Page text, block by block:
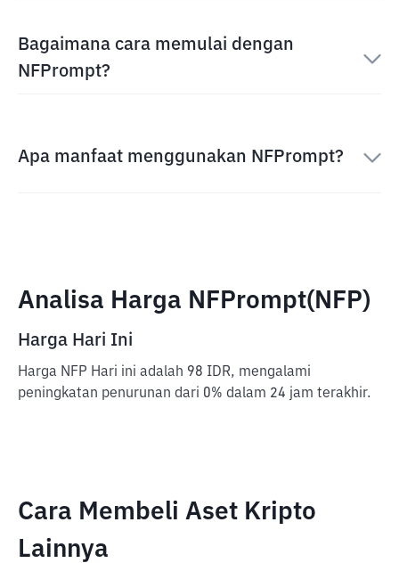
Bagaimana cara memulai dengan
NFPrompt?
Apa manfaat menggunakan NFPrompt?
Analisa Harga NFPrompt(NFP)
Harga Hari Ini
Harga NFP Hari ini adalah 98 IDR, mengalami
peningkatan penurunan dari 0% dalam 24 jam terakhir.
Cara Membeli Aset Kripto
Lainnya